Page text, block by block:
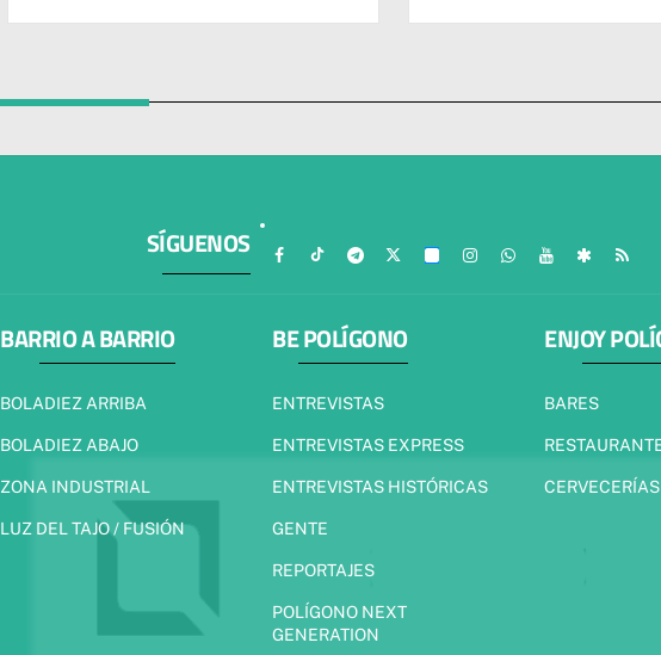
SÍGUENOS
BARRIO A BARRIO
BOLADIEZ ARRIBA
BOLADIEZ ABAJO
ZONA INDUSTRIAL
LUZ DEL TAJO / FUSIÓN
BE POLÍGONO
ENTREVISTAS
ENTREVISTAS EXPRESS
ENTREVISTAS HISTÓRICAS
GENTE
REPORTAJES
POLÍGONO NEXT
GENERATION
ENJOY
BARES
CERVECERÍAS